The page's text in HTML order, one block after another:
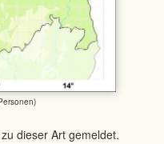
zu dieser Art gemeldet.